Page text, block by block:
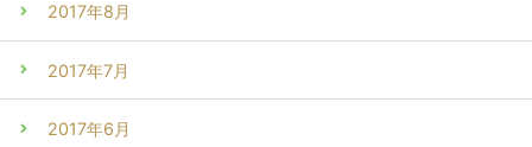
2017年8月
2017年7月
2017年6月